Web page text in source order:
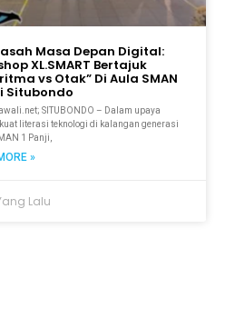
Masa Depan Digital:
XL.SMART Bertajuk
vs Otak” Di Aula SMAN
Situbondo
SITUBONDO – Dalam upaya
literasi teknologi di kalangan generasi
1 Panji,
»
Lalu